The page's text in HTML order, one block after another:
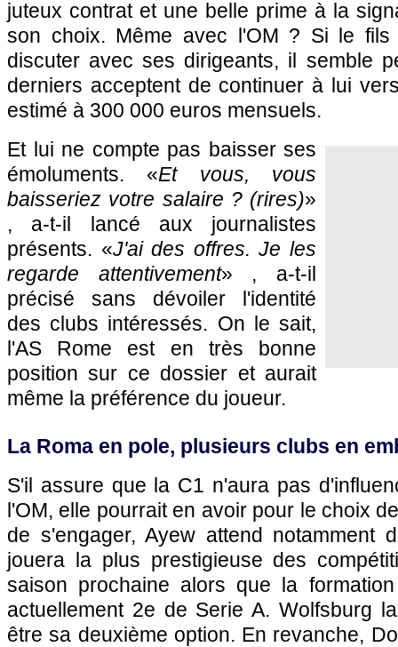
juteux contrat et une belle prime à la
son choix. Même avec l'OM ? Si le fils
discuter avec ses dirigeants, il semble
derniers acceptent de continuer à lui
estimé à 300 000 euros mensuels.
Et lui ne compte pas baisser ses
émoluments. «Et vous, vous
baisseriez votre salaire ? (rires)»
, a-t-il lancé aux journalistes
présents. «J'ai des offres. Je les
regarde attentivement» , a-t-il
précisé sans dévoiler l'identité
des clubs intéressés. On le sait,
l'AS Rome est en très bonne
position sur ce dossier et aurait
même la préférence du joueur.
La Roma en pole, plusieurs clubs en
S'il assure que la C1 n'aura pas
l'OM, elle pourrait en avoir pour le choix
de s'engager, Ayew attend notamment
jouera la plus prestigieuse des
saison prochaine alors que la
actuellement 2e de Serie A. Wolfsburg
être sa deuxième option. En revanche,